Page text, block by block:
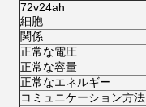
72v24ah
細胞
関係
正常な電圧
正常な容量
正常なエネルギー
コミュニケーション方法